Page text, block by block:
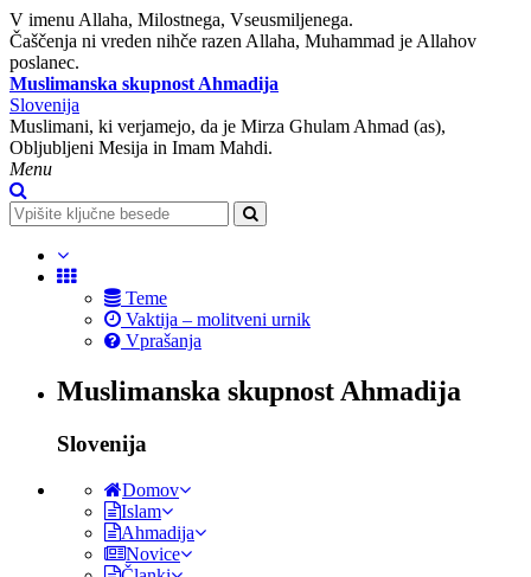
V imenu Allaha, Milostnega, Vseusmiljenega.
Čaščenja ni vreden nihče razen Allaha, Muhammad je Allahov
poslanec.
Muslimanska skupnost Ahmadija
Slovenija
Muslimani, ki verjamejo, da je Mirza Ghulam Ahmad (as),
Obljubljeni Mesija in Imam Mahdi.
Menu
Teme
Vaktija – molitveni urnik
Vprašanja
Muslimanska skupnost Ahmadija
Slovenija
Domov
Islam
Ahmadija
Novice